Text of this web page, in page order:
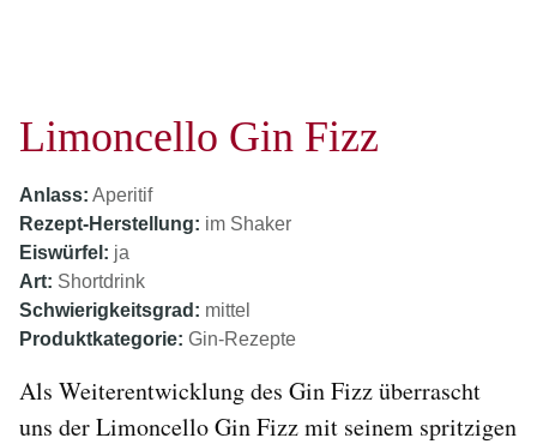
Limoncello Gin Fizz
Anlass: Aperitif
Rezept-Herstellung: im Shaker
Eiswürfel: ja
Art: Shortdrink
Schwierigkeitsgrad: mittel
Produktkategorie: Gin-Rezepte
Als Weiterentwicklung des Gin Fizz überrascht
uns der Limoncello Gin Fizz mit seinem spritzigen